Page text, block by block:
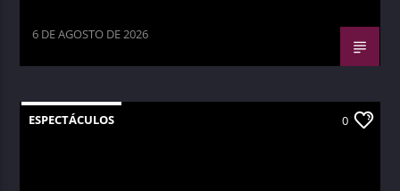
6 DE AGOSTO DE 2026
ESPECTÁCULOS 0